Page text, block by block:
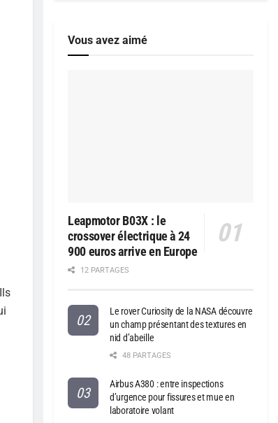
Vous avez aimé
Leapmotor B03X : le
crossover électrique à 24
900 euros arrive en Europe
12 PARTAGES
Le rover Curiosity de la NASA découvre
un champ présentant des textures en
nid d’abeille
48 PARTAGES
Airbus A380 : entre inspections
d’urgence pour fissures et mue en
laboratoire volant